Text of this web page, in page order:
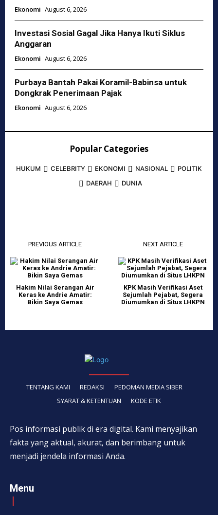
Ekonomi August 6, 2026
Investasi Sosial Gagal Jika Hanya Ikuti Siklus
Anggaran
Ekonomi August 6, 2026
Purbaya Bantah Pakai Koramil-Babinsa untuk
Dongkrak Penerimaan Pajak
Ekonomi August 6, 2026
Popular Categories
HUKUM CELEBRITY EKONOMI NASIONAL
POLITIK
DAERAH
DUNIA
PREVIOUS ARTICLE
Hakim Nilai Serangan Air
Keras ke Andrie Amatir:
Bikin Saya Gemas
NEXT ARTICLE
KPK Masih Verifikasi Aset
Sejumlah Pejabat, Segera
Diumumkan di Situs LHKPN
TENTANG KAMI REDAKSI
PEDOMAN MEDIA SIBER
SYARAT & KETENTUAN
KODE ETIK
Pos informasi publik di era digital. Kami menyajikan
fakta yang aktual, akurat, dan berimbang untuk
menjadi jendela informasi Anda.
Menu